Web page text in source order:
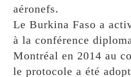
aéronefs.
Le Burkina Faso a
à la conférence
Montréal en 2014 au
le protocole a été